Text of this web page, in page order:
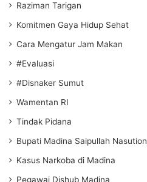
Raziman Tarigan
Komitmen Gaya Hidup Sehat
Cara Mengatur Jam Makan
#Evaluasi
#Disnaker Sumut
Wamentan RI
Tindak Pidana
Bupati Madina Saipullah Nasution
Kasus Narkoba di Madina
Pegawai Dishub Madina